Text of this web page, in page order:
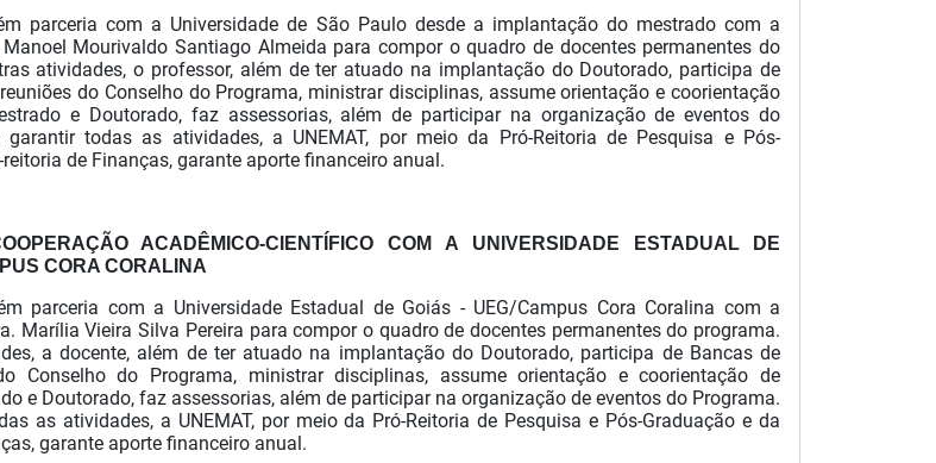
parceria com a Universidade de São Paulo desde a implantação do mestrado com a
Mourivaldo Santiago Almeida para compor o quadro de docentes permanentes do
atividades, o professor, além de ter atuado na implantação do Doutorado, participa de
do Conselho do Programa, ministrar disciplinas, assume orientação e coorientação
e Doutorado, faz assessorias, além de participar na organização de eventos do
garantir todas as atividades, a UNEMAT, por meio da Pró-Reitoria de Pesquisa e Pós-
de Finanças, garante aporte financeiro anual.
ACADÊMICO-CIENTÍFICO COM A UNIVERSIDADE ESTADUAL DE
CORA CORALINA
parceria com a Universidade Estadual de Goiás - UEG/Campus Cora Coralina com a
Marília Vieira Silva Pereira para compor o quadro de docentes permanentes do programa.
a docente, além de ter atuado na implantação do Doutorado, participa de Bancas de
Conselho do Programa, ministrar disciplinas, assume orientação e coorientação de
e Doutorado, faz assessorias, além de participar na organização de eventos do Programa.
as atividades, a UNEMAT, por meio da Pró-Reitoria de Pesquisa e Pós-Graduação e da
garante aporte financeiro anual.